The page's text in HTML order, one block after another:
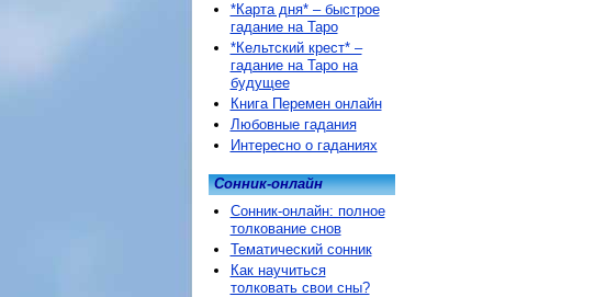
*Карта дня* – быстрое
гадание на Таро
*Кельтский крест* –
гадание на Таро на
будущее
Книга Перемен онлайн
Любовные гадания
Интересно о гаданиях
Сонник-онлайн
Сонник-онлайн: полное
толкование снов
Тематический сонник
Как научиться
толковать свои сны?